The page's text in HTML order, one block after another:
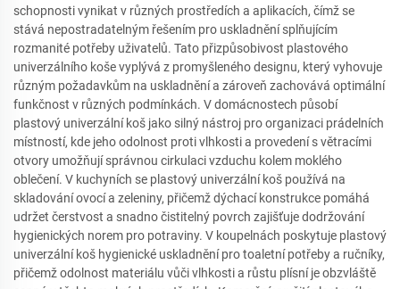
schopnosti vynikat v různých prostředích a aplikacích, čímž se
stává nepostradatelným řešením pro uskladnění splňujícím
rozmanité potřeby uživatelů. Tato přizpůsobivost plastového
univerzálního koše vyplývá z promyšleného designu, který vyhovuje
různým požadavkům na uskladnění a zároveň zachovává optimální
funkčnost v různých podmínkách. V domácnostech působí
plastový univerzální koš jako silný nástroj pro organizaci prádelních
místností, kde jeho odolnost proti vlhkosti a provedení s větracími
otvory umožňují správnou cirkulaci vzduchu kolem moklého
oblečení. V kuchyních se plastový univerzální koš používá na
skladování ovocí a zeleniny, přičemž dýchací konstrukce pomáhá
udržet čerstvost a snadno čistitelný povrch zajišťuje dodržování
hygienických norem pro potraviny. V koupelnách poskytuje plastový
univerzální koš hygienické uskladnění pro toaletní potřeby a ručníky,
přičemž odolnost materiálu vůči vlhkosti a růstu plísní je obzvláště